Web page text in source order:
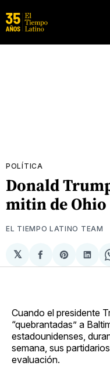
POLÍTICA
Donald
mitin de Ohio
EL TIEMPO LATINO TEAM
𝕏
Compartir
en
Share
on
en
Cuando el presidente
“quebrantadas” a
estadounidenses,
semana, sus
evaluación.